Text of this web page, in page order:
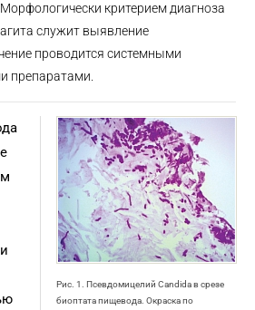
критерием диагноза
служит выявление
проводится системными
препаратами.
Рис. 1. Псевдомицелий Candida в срезе
биоптата пищевода. Окраска по